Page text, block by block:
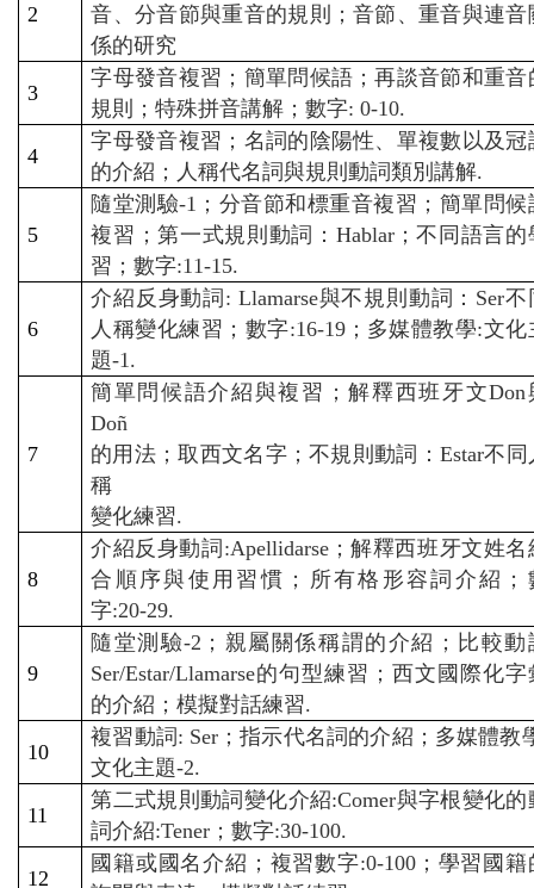
2
音、分音節與重音的規則；音節、重音與連音
係的研究
3
字母發音複習；簡單問候語；再談音節和重音
規則；特殊拼音講解；數字: 0-10.
4
字母發音複習；名詞的陰陽性、單複數以及冠
的介紹；人稱代名詞與規則動詞類別講解.
5
隨堂測驗-1；分音節和標重音複習；簡單問候
複習；第一式規則動詞：Hablar；不同語言的
習；數字:11-15.
6
介紹反身動詞: Llamarse與不規則動詞：Ser不
人稱變化練習；數字:16-19；多媒體教學:文化
題-1.
7
簡單問候語介紹與複習；解釋西班牙文Don
Doñ
的用法；取西文名字；不規則動詞：Estar不同
稱
變化練習.
8
介紹反身動詞:Apellidarse；解釋西班牙文姓名
合順序與使用習慣；所有格形容詞介紹；
字:20-29.
9
隨堂測驗-2；親屬關係稱謂的介紹；比較動
Ser/Estar/Llamarse的句型練習；西文國際化字
的介紹；模擬對話練習.
10
複習動詞: Ser；指示代名詞的介紹；多媒體教
文化主題-2.
11
第二式規則動詞變化介紹:Comer與字根變化的
詞介紹:Tener；數字:30-100.
12
國籍或國名介紹；複習數字:0-100；學習國籍